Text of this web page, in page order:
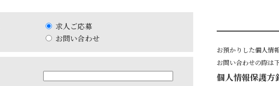
求人ご応募
お問い合わせ
お預かりした個人情
お問い合わせの際は
個人情報保護方